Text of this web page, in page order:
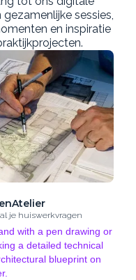
sessies,
en inspiratie
je huiswerkvragen